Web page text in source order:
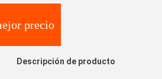
precio
Descripción de producto